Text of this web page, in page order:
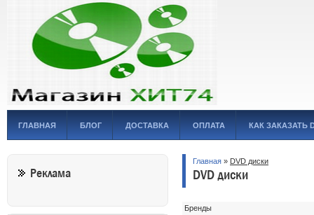
ГЛАВНАЯ БЛОГ ДОСТАВКА ОПЛАТА КАК ЗАКАЗАТЬ
Главная » DVD диски
DVD диски
Бренды
Реклама